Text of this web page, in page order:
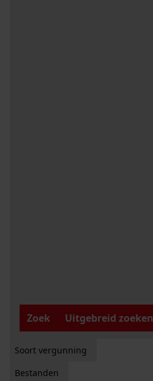
Zoek
Uitgebreid zoeken
Soort vergunning
Bestanden